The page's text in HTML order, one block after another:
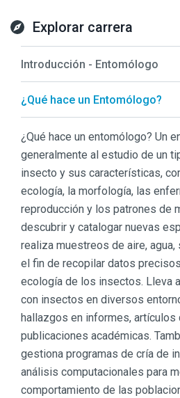
Explorar carrera
Introducción - Entomólogo
¿Qué hace un Entomólogo?
¿Qué hace un entomólogo? Un
generalmente al estudio de un
insecto y sus características,
ecología, la morfología, las
reproducción y los patrones de
descubrir y catalogar nuevas
realiza muestreos de aire,
el fin de recopilar datos
ecología de los insectos. Lleva
con insectos en diversos
hallazgos en informes,
publicaciones académicas.
gestiona programas de cría de
análisis computacionales para
comportamiento de las